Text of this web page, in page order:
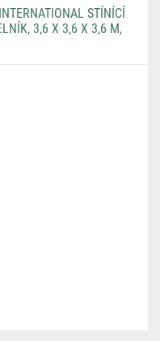
STÍNÍCÍ
3,6 X 3,6 X 3,6 M,